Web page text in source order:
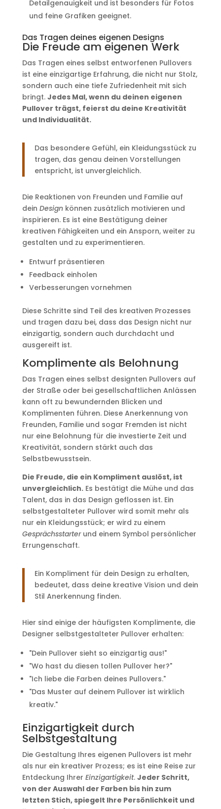
Detailgenauigkeit und ist besonders für Fotos
und feine Grafiken geeignet.
Das Tragen deines eigenen Designs
Die Freude am eigenen Werk
Das Tragen eines selbst entworfenen Pullovers
ist eine einzigartige Erfahrung, die nicht nur Stolz,
sondern auch eine tiefe Zufriedenheit mit sich
bringt. Jedes Mal, wenn du deinen eigenen
Pullover trägst, feierst du deine Kreativität
und Individualität.
Das besondere Gefühl, ein Kleidungsstück zu
tragen, das genau deinen Vorstellungen
entspricht, ist unvergleichlich.
Die Reaktionen von Freunden und Familie auf
dein Designkönnen zusätzlich motivieren und
inspirieren. Es ist eine Bestätigung deiner
kreativen Fähigkeiten und ein Ansporn, weiter zu
gestalten und zu experimentieren.
Entwurf präsentieren
Feedback einholen
Verbesserungen vornehmen
Diese Schritte sind Teil des kreativen Prozesses
und tragen dazu bei, dass das Design nicht nur
einzigartig, sondern auch durchdacht und
ausgereift ist.
Komplimente als Belohnung
Das Tragen eines selbst designten Pullovers auf
der Straße oder bei gesellschaftlichen Anlässen
kann oft zu bewundernden Blicken und
Komplimenten führen. Diese Anerkennung von
Freunden, Familie und sogar Fremden ist nicht
nur eine Belohnung für die investierte Zeit und
Kreativität, sondern stärkt auch das
Selbstbewusstsein.
Die Freude, die ein Kompliment auslöst, ist
unvergleichlich.Es bestätigt die Mühe und das
Talent, das in das Design geflossen ist. Ein
selbstgestalteter Pullover wird somit mehr als
nur ein Kleidungsstück; er wird zu einem
Gesprächsstarterund einem Symbol persönlicher
Errungenschaft.
Ein Kompliment für dein Design zu erhalten,
bedeutet, dass deine kreative Vision und dein
Stil Anerkennung finden.
Hier sind einige der häufigsten Komplimente, die
Designer selbstgestalteter Pullover erhalten:
"Dein Pullover sieht so einzigartig aus!"
"Wo hast du diesen tollen Pullover her?"
"Ich liebe die Farben deines Pullovers."
"Das Muster auf deinem Pullover ist wirklich
kreativ."
Einzigartigkeit durch
Selbstgestaltung
Die Gestaltung Ihres eigenen Pullovers ist mehr
als nur ein kreativer Prozess; es ist eine Reise zur
Entdeckung Ihrer Einzigartigkeit. Jeder Schritt,
von der Auswahl der Farben bis hin zum
letzten Stich, spiegelt Ihre Persönlichkeit und